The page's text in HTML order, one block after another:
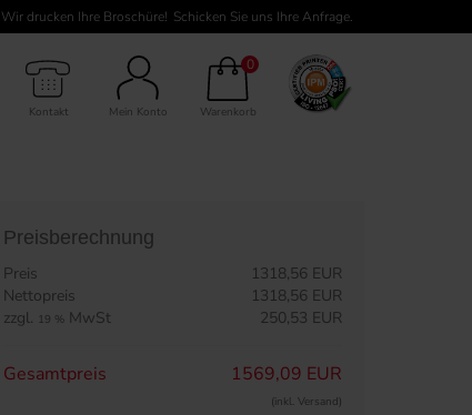
drucken Ihre Broschüre! Schicken Sie uns Ihre Anfrage.
Kontakt Mein Konto
0
Warenkorb
Inhalt
Preisberechnung
Preis
1318,56 EUR
Nettopreis
1318,56 EUR
zzgl. 19 % MwSt 250,53 EUR
Gesamtpreis 1569,09 EUR
(inkl. Versand)